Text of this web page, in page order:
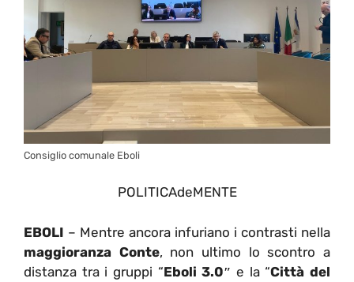
Consiglio comunale Eboli
POLITICAdeMENTE
EBOLI – Mentre ancora infuriano i contrasti nella
maggioranza Conte, non ultimo lo scontro a
distanza tra i gruppi “Eboli 3.0″ e la “Città del